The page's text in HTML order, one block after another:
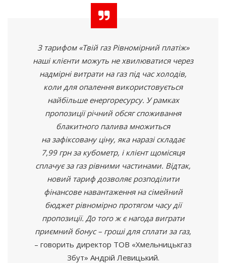
З тарифом «Твійгаз Рівномірний платіж»
наші клієнти можуть не хвилюватися через
надмірні витрати на газ під час холодів,
коли для опалення використовується
найбільше енергоресурсу. У рамках
пропозиції річний обсяг споживання
блакитного палива множиться
на зафіксовану ціну, яка наразі складає
7,99 грн за кубометр, і клієнт щомісяця
сплачує за газ рівними частинами. Відтак,
новий тариф дозволяє розподілити
фінансове навантаження на сімейний
бюджет рівномірно протягом часу дії
пропозиції. До того ж є нагода виграти
приємний бонус – гроші для сплати за газ,
– говорить директор ТОВ «Хмельницькгаз
Збут» Андрій Левицький.